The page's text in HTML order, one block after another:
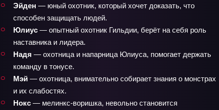
Эйден — юный охотник, который хочет доказать, что
способен защищать людей.
Юлиус — опытный охотник Гильдии, берёт на себя роль
наставника и лидера.
Надя — охотница и напарница Юлиуса, помогает держать
команду в тонусе.
Мэй — охотница, внимательно собирает знания о монстрах
и их слабостях.
Нокс — мелинкс-воришка, невольно становится